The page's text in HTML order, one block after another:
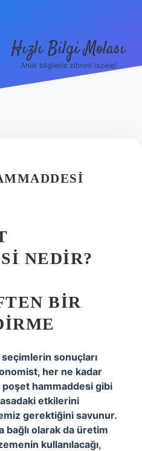
Hızlı Bilgi Molası
Anlık bilgilerle zihnini tazele!
NEDIR?
BIR
seçimlerin sonuçları
her ne kadar
poşet hammaddesi gibi
etkilerini
gerektiğini savunur.
bağlı olarak da üretim
kullanılacağı,